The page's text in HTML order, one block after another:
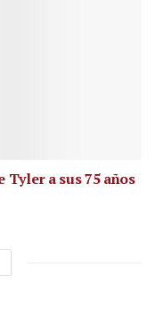
Tyler a sus 75 años